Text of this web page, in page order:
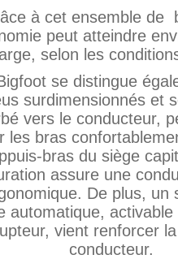
à cet ensemble de
peut atteindre
selon les
se distingue
surdimensionnés et
vers le conducteur,
les bras
du siège
assure une
De plus, un
automatique,
vient renforcer
conducteur.